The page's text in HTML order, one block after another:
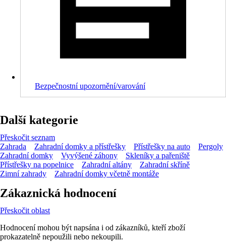
Bezpečnostní upozornění/varování
Další kategorie
Přeskočit seznam
Zahrada
Zahradní domky a přístřešky Přístřešky na auto
Pergoly
Zahradní domky
Vyvýšené záhony
Skleníky a pařeniště
Přístřešky na popelnice
Zahradní altány
Zahradní skříně
Zimní zahrady
Zahradní domky včetně montáže
Zákaznická hodnocení
Přeskočit oblast
Hodnocení mohou být napsána i od zákazníků, kteří zboží
prokazatelně nepoužili nebo nekoupili.